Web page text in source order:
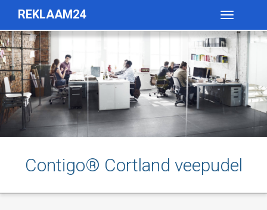
REKLAAM24
Toggle
Contigo® Cortland veepudel